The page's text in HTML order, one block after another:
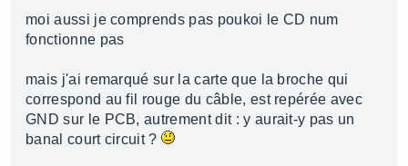
moi aussi je comprends pas poukoi le CD num
fonctionne pas
mais j'ai remarqué sur la carte que la broche qui
correspond au fil rouge du câble, est repérée avec
GND sur le PCB, autrement dit : y aurait-y pas un
banal court circuit ?